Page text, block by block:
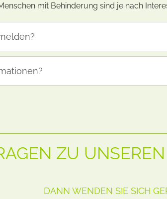
mit Behinderung sind je nach
ZU
DANN WENDEN SIE SICH